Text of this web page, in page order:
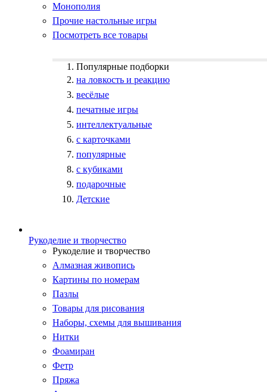
Монополия
Прочие настольные игры
Посмотреть все товары
Популярные подборки
на ловкость и реакцию
весёлые
печатные игры
интеллектуальные
с карточками
популярные
с кубиками
подарочные
Детские
Рукоделие и творчество
Рукоделие и творчество
Алмазная живопись
Картины по номерам
Пазлы
Товары для рисования
Наборы, схемы для вышивания
Нитки
Фоамиран
Фетр
Пряжа